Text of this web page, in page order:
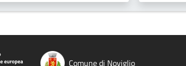
Comune di Noviglio